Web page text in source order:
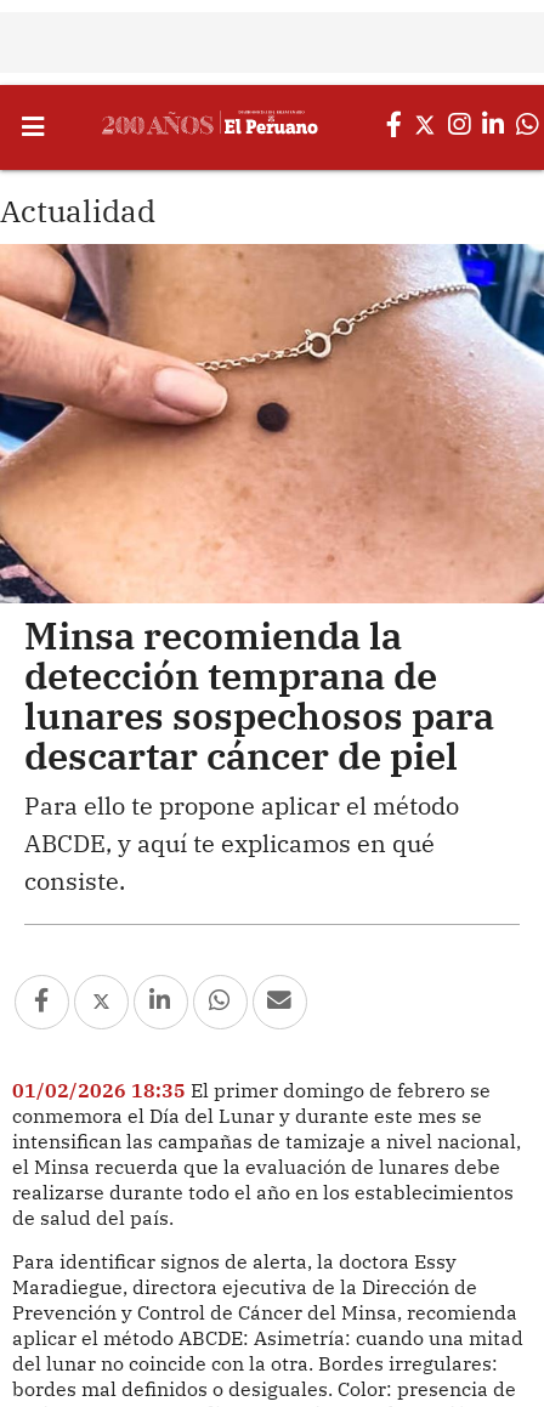
Actualidad
Minsa recomienda la
detección temprana de
lunares sospechosos para
descartar cáncer de piel
Para ello te propone aplicar el método
ABCDE, y aquí te explicamos en qué
consiste.
01/02/2026 18:35 El primer domingo de febrero se
conmemora el Día del Lunar y durante este mes se
intensifican las campañas de tamizaje a nivel nacional,
el Minsa recuerda que la evaluación de lunares debe
realizarse durante todo el año en los establecimientos
de salud del país.
Para identificar signos de alerta, la doctora Essy
Maradiegue, directora ejecutiva de la Dirección de
Prevención y Control de Cáncer del Minsa, recomienda
aplicar el método ABCDE: Asimetría: cuando una mitad
del lunar no coincide con la otra. Bordes irregulares:
bordes mal definidos o desiguales. Color: presencia de